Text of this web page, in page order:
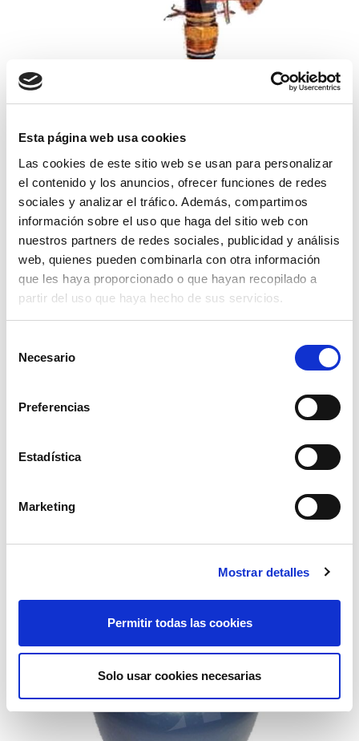
Esta página web usa cookies
Las cookies de este sitio web se usan para personalizar
el contenido y los anuncios, ofrecer funciones de redes
sociales y analizar el tráfico. Además, compartimos
información sobre el uso que haga del sitio web con
nuestros partners de redes sociales, publicidad y análisis
web, quienes pueden combinarla con otra información
que les haya proporcionado o que hayan recopilado a
partir del uso que haya hecho de sus servicios.
Necesario
Preferencias
Estadística
Marketing
Mostrar detalles
Permitir todas las cookies
Solo usar cookies necesarias
19,75€ comprar